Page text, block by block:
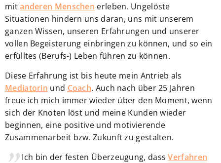
mitanderen Menschen erleben. Ungelöste
Situationen hindern uns daran, uns mit unserem
ganzen Wissen, unseren Erfahrungen und unserer
vollen Begeisterung einbringen zu können, und so ein
erfülltes (Berufs-) Leben führen zu können.
Diese Erfahrung ist bis heute mein Antrieb als
Mediatorin und Coach. Auch nach über 25 Jahren
freue ich mich immer wieder über den Moment, wenn
sich der Knoten löst und meine Kunden wieder
beginnen, eine positive und motivierende
Zusammenarbeit bzw. Zukunft zu gestalten.
Ich bin der festen Überzeugung, dassVerfahren